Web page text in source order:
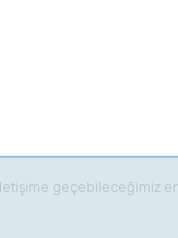
geçebileceğimiz